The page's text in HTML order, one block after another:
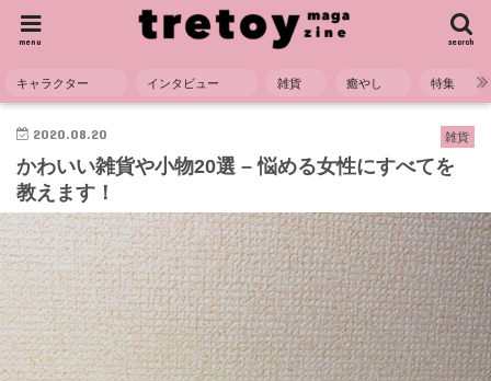
search
menu
キャラクター インタビュー 雑貨 癒やし 特集
HOME 雑貨 かわいい雑貨や小物20選 - 悩める女性にすべてを教えます！
雑貨
2020.08.20
かわいい雑貨や小物20選 – 悩める女性にすべてを
教えます！